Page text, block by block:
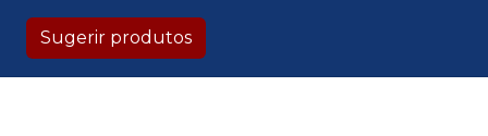
Sugerir produtos